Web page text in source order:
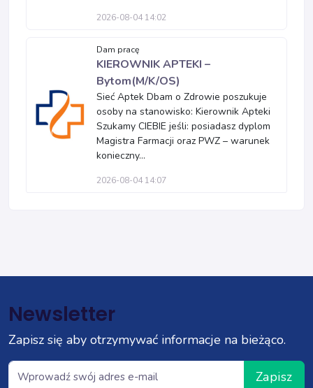
2026-08-04 14:02
Dam pracę
KIEROWNIK APTEKI –
Bytom(M/K/OS)
Sieć Aptek Dbam o Zdrowie poszukuje
osoby na stanowisko: Kierownik Apteki
Szukamy CIEBIE jeśli: posiadasz dyplom
Magistra Farmacji oraz PWZ – warunek
konieczny...
2026-08-04 14:07
Newsletter
Zapisz się aby otrzymywać informacje na bieżąco.
Zapisz